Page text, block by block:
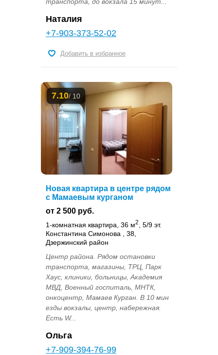
Наталия
+7-903-373-52-02
Добавить в избранное
7.10/ 10
Новая квартира в центре рядом
с Мамаевым курганом
от 2 500 руб.
1-комнатная квартира, 36 м2
, 5/9 эт.
Константина Симонова , 38,
Дзержинский район
Центр района. Рядом остановки
транспорта, магазины, ТРЦ, Парк
Хаус, клиники, больницы, Академия
МВД, Военный госпиталь, МНТК,
онкоцентр, Мамаев Курган. В 10 мин
езды вокзалы, центр, набережная.
Есть W...
Ольга
+7-909-394-76-99